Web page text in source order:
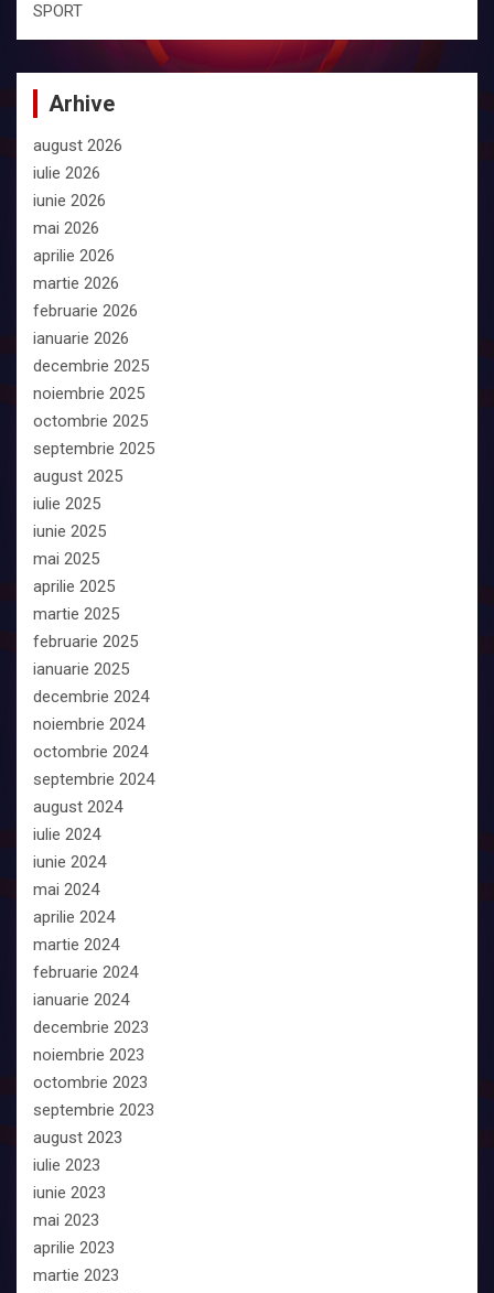
SPORT
Arhive
august 2026
iulie 2026
iunie 2026
mai 2026
aprilie 2026
martie 2026
februarie 2026
ianuarie 2026
decembrie 2025
noiembrie 2025
octombrie 2025
septembrie 2025
august 2025
iulie 2025
iunie 2025
mai 2025
aprilie 2025
martie 2025
februarie 2025
ianuarie 2025
decembrie 2024
noiembrie 2024
octombrie 2024
septembrie 2024
august 2024
iulie 2024
iunie 2024
mai 2024
aprilie 2024
martie 2024
februarie 2024
ianuarie 2024
decembrie 2023
noiembrie 2023
octombrie 2023
septembrie 2023
august 2023
iulie 2023
iunie 2023
mai 2023
aprilie 2023
martie 2023